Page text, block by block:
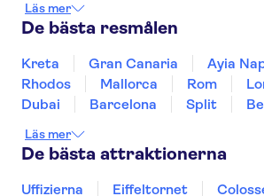
Sverige
Thailand
Läs mer
De bästa resmålen
Kreta Gran Canaria
Ayia
Rhodos
Mallorca Rom
Dubai
Barcelona Split
Gdansk
Oslo Helsingfors
Helsingborg
Läs mer
De bästa attraktionerna
Uffizierna Eiffeltornet